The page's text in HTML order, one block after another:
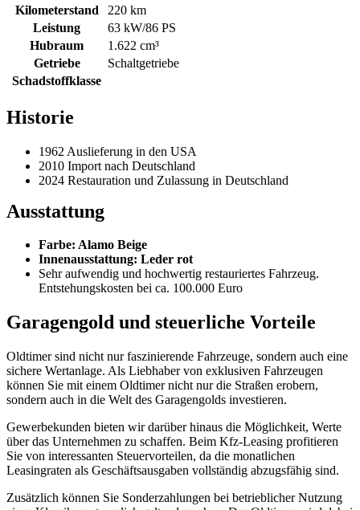
Kilometerstand
220 km
Leistung
63 kW/86 PS
Hubraum
1.622 cm³
Getriebe
Schaltgetriebe
Schadstoffklasse
Historie
1962 Auslieferung in den USA
2010 Import nach Deutschland
2024 Restauration und Zulassung in Deutschland
Ausstattung
Farbe: Alamo Beige
Innenausstattung: Leder rot
Sehr aufwendig und hochwertig restauriertes Fahrzeug.
Entstehungskosten bei ca. 100.000 Euro
Garagengold und steuerliche Vorteile
Oldtimer sind nicht nur faszinierende Fahrzeuge, sondern auch eine
sichere Wertanlage. Als Liebhaber von exklusiven Fahrzeugen
können Sie mit einem Oldtimer nicht nur die Straßen erobern,
sondern auch in die Welt des Garagengolds investieren.
Gewerbekunden bieten wir darüber hinaus die Möglichkeit, Werte
über das Unternehmen zu schaffen. Beim Kfz-Leasing profitieren
Sie von interessanten Steuervorteilen, da die monatlichen
Leasingraten als Geschäftsausgaben vollständig abzugsfähig sind.
Zusätzlich können Sie Sonderzahlungen bei betrieblicher Nutzung